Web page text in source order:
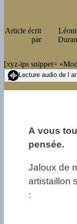
Article écrit
par
[xyz-ips snippet=
Lecture audio de l
A vous
pensée.
Jaloux de
artistaillon
: